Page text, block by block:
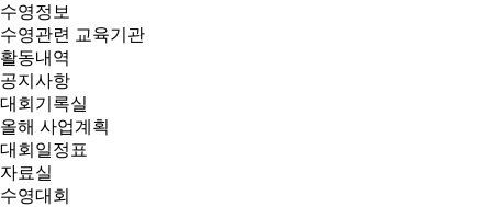
수영정보
수영관련 교육기관
활동내역
공지사항
대회기록실
올해 사업계획
대회일정표
자료실
수영대회